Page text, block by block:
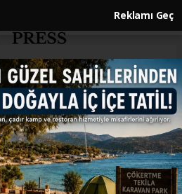
Reklamı Geç
Fidan, IKBY
Talabani
geldi
GÜNDEM
03.07.2026 - 17:38